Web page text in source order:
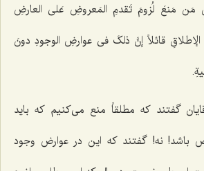
مَن مَنعَ لُزومَ تَقدمِ المَعروضِ عَلى العارضِ
الإطلاقِ‌ قائلاً إنَّ ذلکَ فی عوارضِ الوجودِ دونَ
گفتند که مطلقاً منع می‌کنیم که باید
باشد! نه! گفتند که این در عوارض وجود